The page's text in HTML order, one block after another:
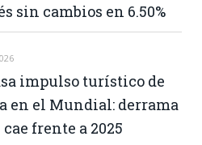
sin cambios en 6.50%
impulso turístico de
en el Mundial: derrama
cae frente a 2025